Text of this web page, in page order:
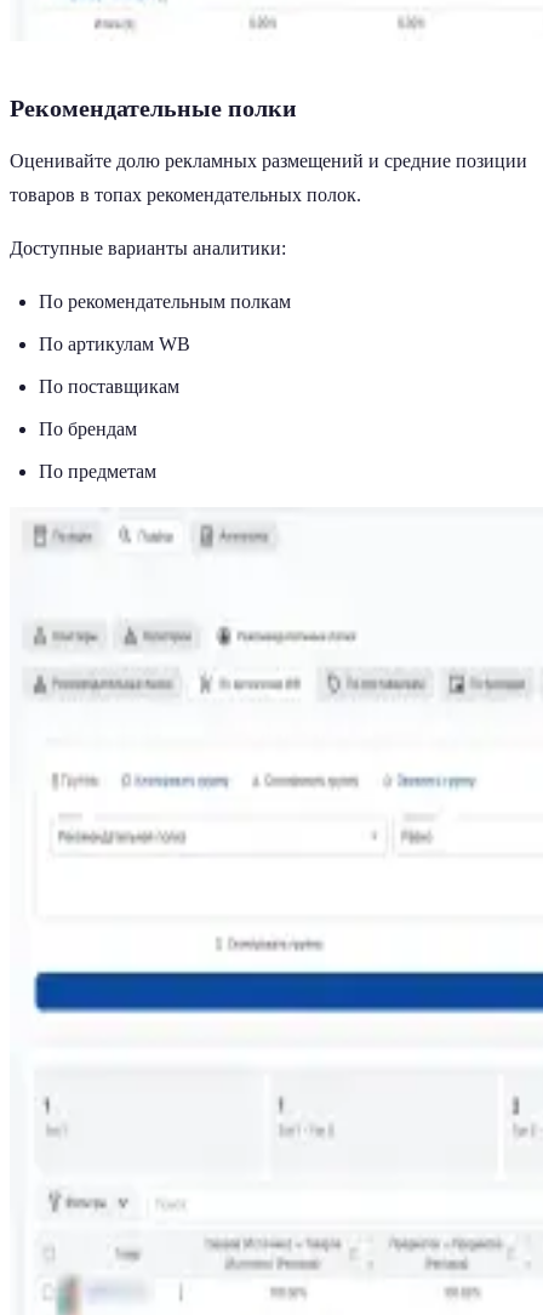
Рекомендательные полки
Оценивайте долю рекламных размещений и средние позиции
товаров в топах рекомендательных полок.
Доступные варианты аналитики:
По рекомендательным полкам
По артикулам WB
По поставщикам
По брендам
По предметам